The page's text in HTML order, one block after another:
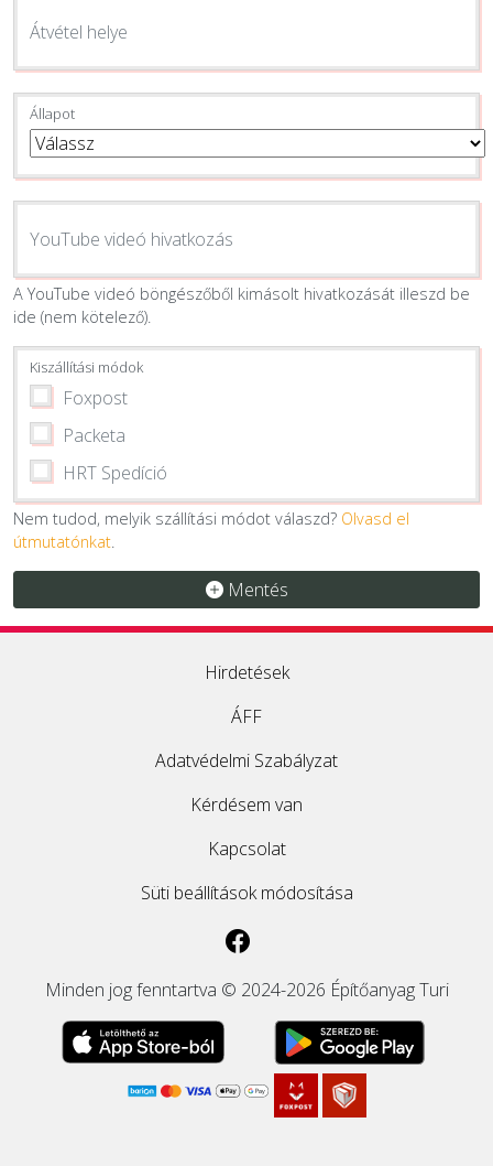
Átvétel helye
Állapot
YouTube videó hivatkozás
A YouTube videó böngészőből kimásolt hivatkozását illeszd be
ide (nem kötelező).
Kiszállítási módok
Foxpost
Packeta
HRT Spedíció
Nem tudod, melyik szállítási módot válaszd? Olvasd el
útmutatónkat.
Mentés
Hirdetések
ÁFF
Adatvédelmi Szabályzat
Kérdésem van
Kapcsolat
Süti beállítások módosítása
Minden jog fenntartva © 2024-2026 Építőanyag Turi